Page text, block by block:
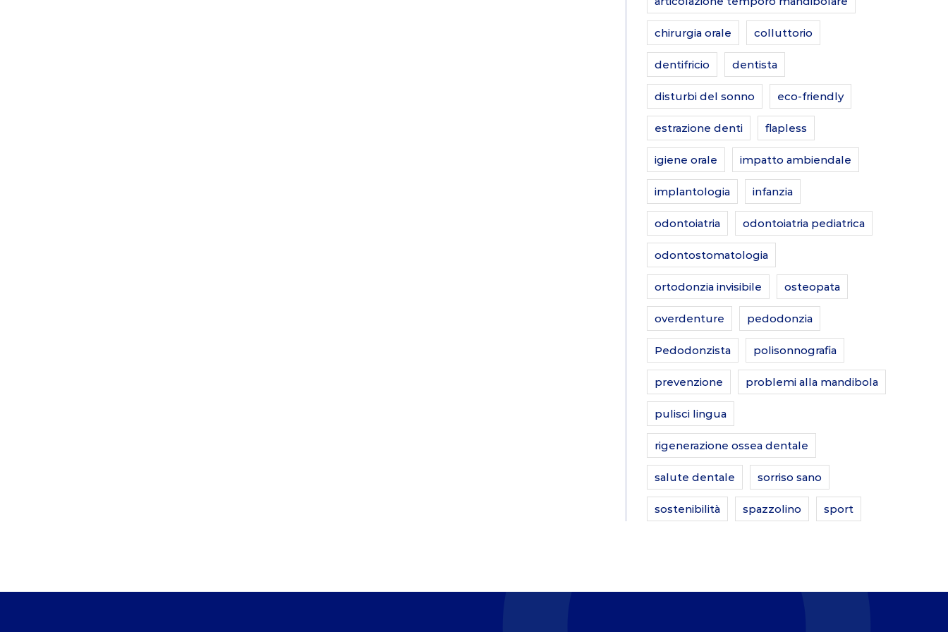
chirurgia orale colluttorio
dentifricio dentista
disturbi del sonno eco-friendly
estrazione denti flapless
igiene orale impatto ambiendale
implantologia infanzia
odontoiatria odontoiatria pediatrica
odontostomatologia
ortodonzia invisibile osteopata
overdenture pedodonzia
Pedodonzista polisonnografia
prevenzione problemi alla mandibola
pulisci lingua
rigenerazione ossea dentale
salute dentale sorriso sano
sostenibilità spazzolino sport